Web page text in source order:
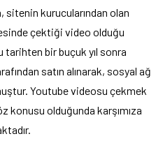
sitenin kurucularından olan
çektiği video olduğu
tarihten bir buçuk yıl sonra
satın alınarak, sosyal ağ
Youtube videosu çekmek
konusu olduğunda karşımıza